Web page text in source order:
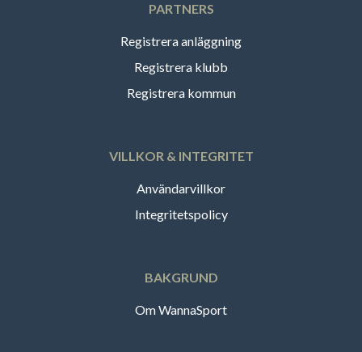
PARTNERS
Registrera anläggning
Registrera klubb
Registrera kommun
VILLKOR & INTEGRITET
Användarvillkor
Integritetspolicy
BAKGRUND
Om WannaSport